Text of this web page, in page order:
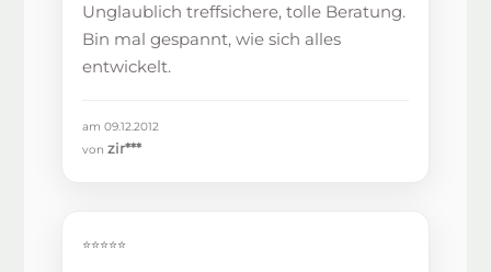
Unglaublich treffsichere, tolle Beratung.
Bin mal gespannt, wie sich alles
entwickelt.
am 09.12.2012
vonzir***
⭐⭐⭐⭐⭐